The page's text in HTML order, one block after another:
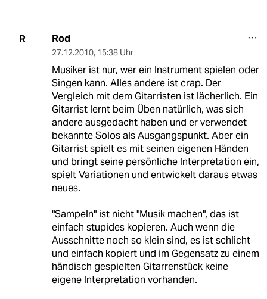
R Rod
27.12.2010, 15:38 Uhr
Musiker ist nur, wer ein Instrument spielen oder
Singen kann. Alles andere ist crap. Der
Vergleich mit dem Gitarristen ist lächerlich. Ein
Gitarrist lernt beim Üben natürlich, was sich
andere ausgedacht haben und er verwendet
bekannte Solos als Ausgangspunkt. Aber ein
Gitarrist spielt es mit seinen eigenen Händen
und bringt seine persönliche Interpretation ein,
spielt Variationen und entwickelt daraus etwas
neues.
"Sampeln" ist nicht "Musik machen", das ist
einfach stupides kopieren. Auch wenn die
Ausschnitte noch so klein sind, es ist schlicht
und einfach kopiert und im Gegensatz zu einem
händisch gespielten Gitarrenstück keine
eigene Interpretation vorhanden.